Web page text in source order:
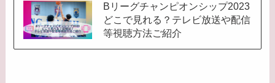
Bリーグチャンピオンシップ2023
どこで見れる？テレビ放送や配信
等視聴方法ご紹介